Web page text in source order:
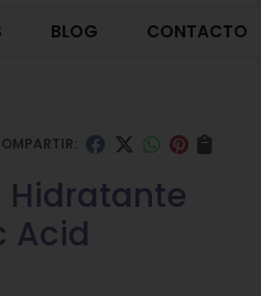
BLOG CONTACTO
Hidratante
Acid